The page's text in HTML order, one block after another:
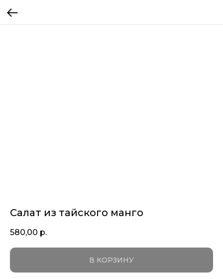
Салат из тайского манго
580,00 р.
В КОРЗИНУ